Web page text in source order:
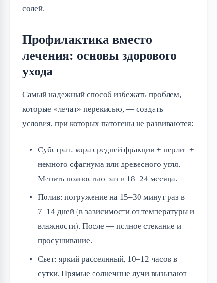
солей.
Профилактика вместо
лечения: основы здорового
ухода
Самый надежный способ избежать проблем,
которые «лечат» перекисью, — создать
условия, при которых патогены не развиваются:
Субстрат: кора средней фракции + перлит +
немного сфагнума или древесного угля.
Менять полностью раз в 18–24 месяца.
Полив: погружение на 15–30 минут раз в
7–14 дней (в зависимости от температуры и
влажности). После — полное стекание и
просушивание.
Свет: яркий рассеянный, 10–12 часов в
сутки. Прямые солнечные лучи вызывают